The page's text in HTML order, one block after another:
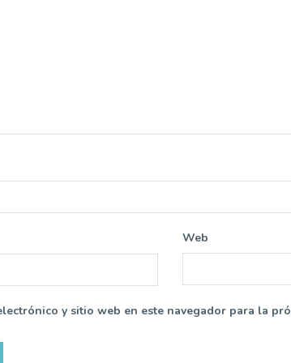
Web
y sitio web en este navegador para la